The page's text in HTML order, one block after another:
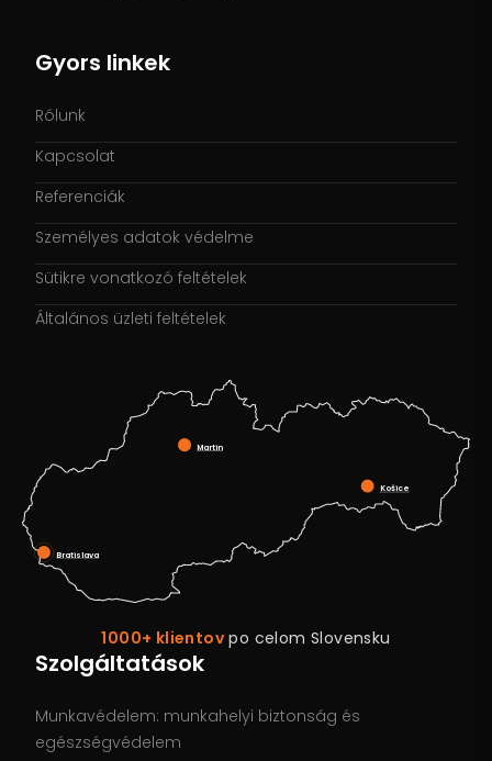
Gyors linkek
Rólunk
Kapcsolat
Referenciák
Személyes adatok védelme
Sütikre vonatkozó feltételek
Általános üzleti feltételek
Bratislava
Martin
Košice
1000+ klientov po celom Slovensku
Szolgáltatások
Munkavédelem: munkahelyi biztonság és
egészségvédelem